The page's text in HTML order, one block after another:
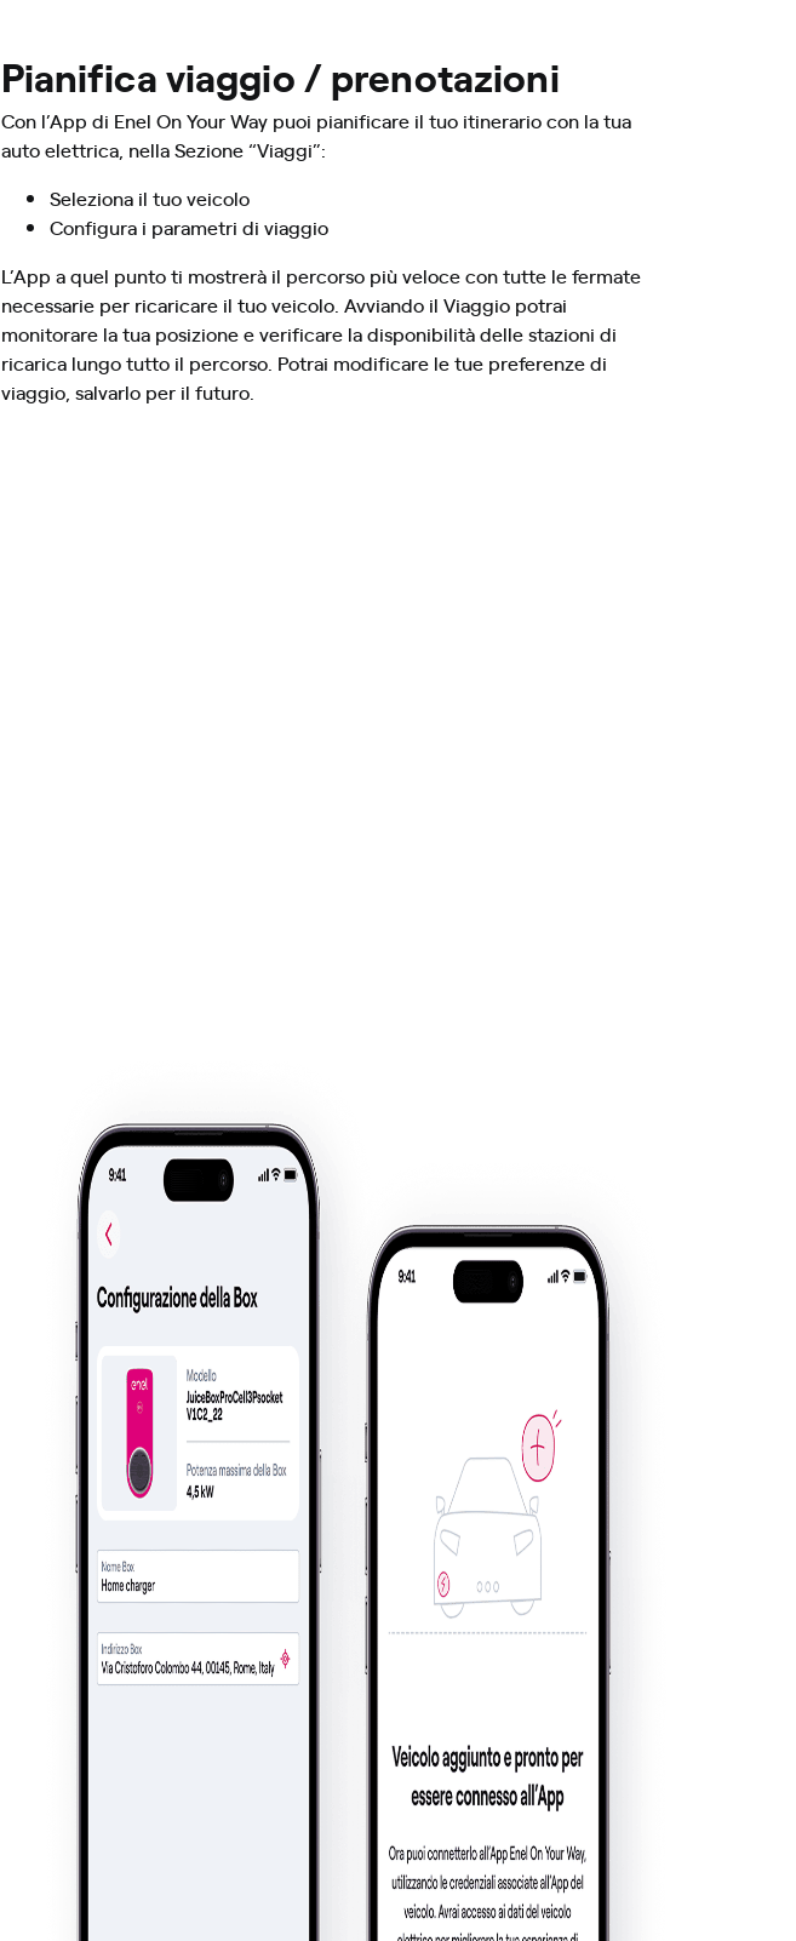
Pianifica viaggio / prenotazioni
Con l’App di Enel On Your Way puoi pianificare il tuo itinerario con la tua
auto elettrica, nella Sezione “Viaggi”:
Seleziona il tuo veicolo
Configura i parametri di viaggio
L’App a quel punto ti mostrerà il percorso più veloce con tutte le fermate
necessarie per ricaricare il tuo veicolo. Avviando il Viaggio potrai
monitorare la tua posizione e verificare la disponibilità delle stazioni di
ricarica lungo tutto il percorso. Potrai modificare le tue preferenze di
viaggio, salvarlo per il futuro.